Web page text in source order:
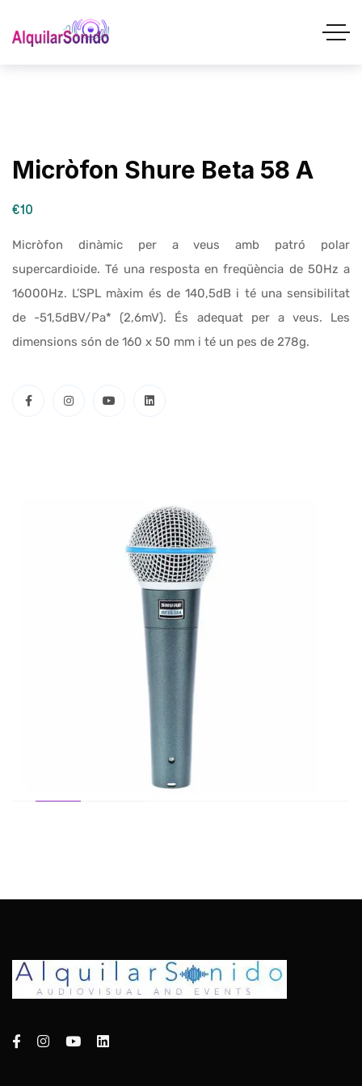
Micròfon Shure Beta 58 A
€10
Micròfon dinàmic per a veus amb patró polar
supercardioide. Té una resposta en freqüència de 50Hz a
16000Hz. L’SPL màxim és de 140,5dB i té una sensibilitat
de -51,5dBV/Pa* (2,6mV). És adequat per a veus. Les
dimensions són de 160 x 50 mm i té un pes de 278g.